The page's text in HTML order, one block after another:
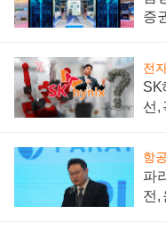
증
전
SK
선,
항
파
전,